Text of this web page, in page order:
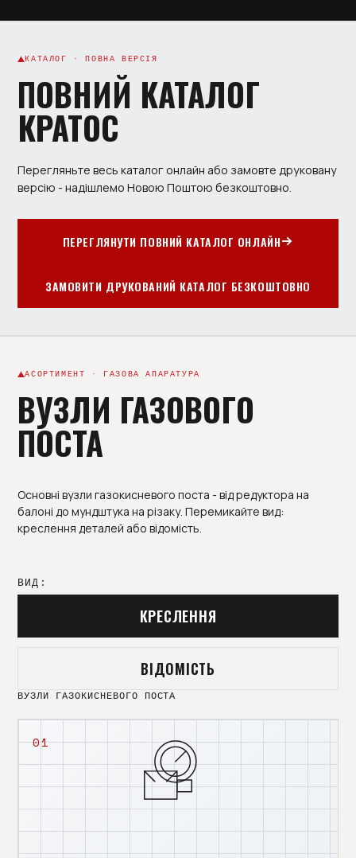
КАТАЛОГ · ПОВНА ВЕРСІЯ
ПОВНИЙ КАТАЛОГ
КРАТОС
Перегляньте весь каталог онлайн або замовте друковану
версію - надішлемо Новою Поштою безкоштовно.
ПЕРЕГЛЯНУТИ ПОВНИЙ КАТАЛОГ ОНЛАЙН
ЗАМОВИТИ ДРУКОВАНИЙ КАТАЛОГ БЕЗКОШТОВНО
АСОРТИМЕНТ · ГАЗОВА АПАРАТУРА
ВУЗЛИ ГАЗОВОГО
ПОСТА
Основні вузли газокисневого поста - від редуктора на
балоні до мундштука на різаку. Перемикайте вид:
креслення деталей або відомість.
ВИД:
КРЕСЛЕННЯ
ВІДОМІСТЬ
ВУЗЛИ ГАЗОКИСНЕВОГО ПОСТА
01